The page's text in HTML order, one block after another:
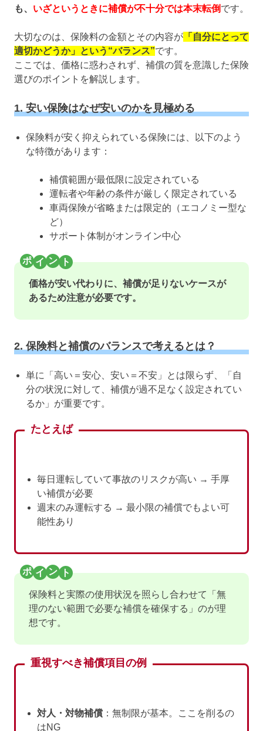
も、 いざというときに補償が不十分では本末転倒です。
大切なのは、保険料の金額とその内容が 「自分にとって
適切かどうか」という“バランス”です。
ここでは、価格に惑わされず、補償の質を意識した保険
選びのポイントを解説します。
1. 安い保険はなぜ安いのかを見極める
保険料が安く抑えられている保険には、以下のよう
な特徴があります：
補償範囲が最低限に設定されている
運転者や年齢の条件が厳しく限定されている
車両保険が省略または限定的（エコノミー型な
ど）
サポート体制がオンライン中心
価格が安い代わりに、補償が足りないケースが
あるため注意が必要です。
2. 保険料と補償のバランスで考えるとは？
単に「高い＝安心、安い＝不安」とは限らず、「自
分の状況に対して、補償が過不足なく設定されてい
るか」が重要です。
たとえば
毎日運転していて事故のリスクが高い → 手厚
い補償が必要
週末のみ運転する → 最小限の補償でもよい可
能性あり
保険料と実際の使用状況を照らし合わせて「無
理のない範囲で必要な補償を確保する」のが理
想です。
重視すべき補償項目の例
対人・対物補償 ：無制限が基本。ここを削るの
はNG